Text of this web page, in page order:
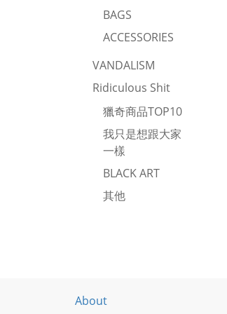
BAGS
ACCESSORIES
VANDALISM
Ridiculous Shit
獵奇商品TOP10
我只是想跟大家
一樣
BLACK ART
其他
About